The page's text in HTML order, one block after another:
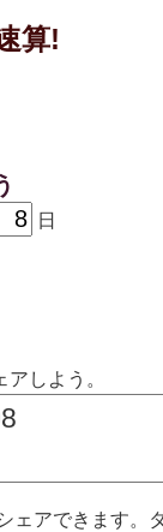
算!
日
しよう。
ェアできます。